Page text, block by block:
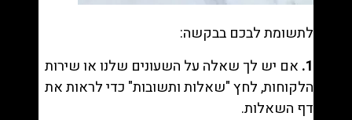
לתשומת לבכם בבקשה:
1. אם יש לך שאלה על השעונים שלנו או שירות
הלקוחות, לחץ "שאלות ותשובות" כדי לראות את
דף השאלות.